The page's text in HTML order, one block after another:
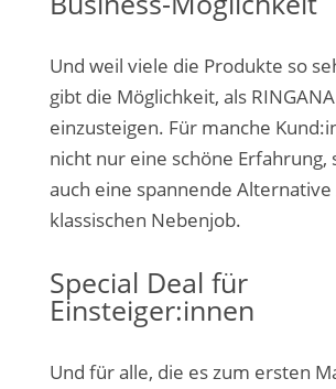
Und weil viele die Produkte so
gibt die Möglichkeit, als
einzusteigen. Für manche
nicht nur eine schöne Erfahrung,
auch eine spannende Alternative
klassischen Nebenjob.
Special Deal für
Einsteiger:innen
Und für alle, die es zum ersten